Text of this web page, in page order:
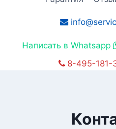
Написать в Whatsapp
8-495-181-